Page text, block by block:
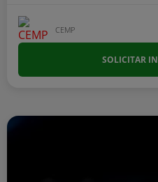
CEMP
SOLICITAR